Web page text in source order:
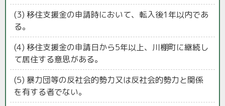
(3) 移住支援金の申請時において、転入後1年以内であ
る。
(4) 移住支援金の申請日から5年以上、川棚町に継続し
て居住する意思がある。
(5) 暴力団等の反社会的勢力又は反社会的勢力と関係
を有する者でない。